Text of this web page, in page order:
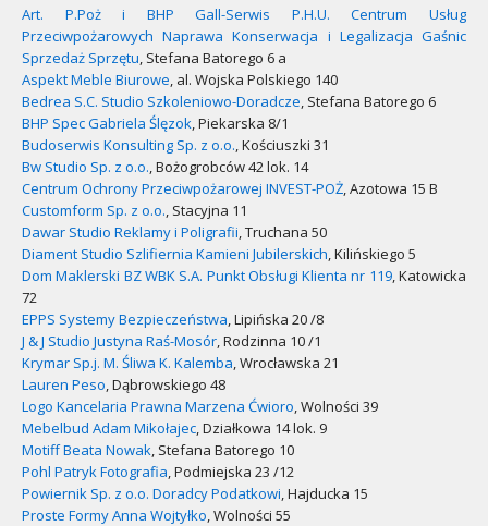
Art. P.Poż i BHP Gall-Serwis P.H.U. Centrum Usług
Przeciwpożarowych Naprawa Konserwacja i Legalizacja Gaśnic
Sprzedaż Sprzętu, Stefana Batorego 6 a
Aspekt Meble Biurowe, al. Wojska Polskiego 140
Bedrea S.C. Studio Szkoleniowo-Doradcze, Stefana Batorego 6
BHP Spec Gabriela Ślęzok, Piekarska 8/1
Budoserwis Konsulting Sp. z o.o., Kościuszki 31
Bw Studio Sp. z o.o., Bożogrobców 42 lok. 14
Centrum Ochrony Przeciwpożarowej INVEST-POŻ, Azotowa 15 B
Customform Sp. z o.o., Stacyjna 11
Dawar Studio Reklamy i Poligrafii, Truchana 50
Diament Studio Szlifiernia Kamieni Jubilerskich, Kilińskiego 5
Dom Maklerski BZ WBK S.A. Punkt Obsługi Klienta nr 119, Katowicka
72
EPPS Systemy Bezpieczeństwa, Lipińska 20 /8
J & J Studio Justyna Raś-Mosór, Rodzinna 10 /1
Krymar Sp.j. M. Śliwa K. Kalemba, Wrocławska 21
Lauren Peso, Dąbrowskiego 48
Logo Kancelaria Prawna Marzena Ćwioro, Wolności 39
Mebelbud Adam Mikołajec, Działkowa 14 lok. 9
Motiff Beata Nowak, Stefana Batorego 10
Pohl Patryk Fotografia, Podmiejska 23 /12
Powiernik Sp. z o.o. Doradcy Podatkowi, Hajducka 15
Proste Formy Anna Wojtyłko, Wolności 55